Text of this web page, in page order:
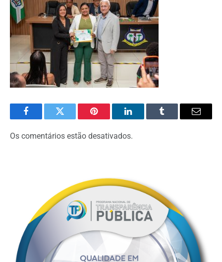
FacebookTwitter Pinterest O
LinkedIn
Tumblr
E-
Os comentários estão desativados.